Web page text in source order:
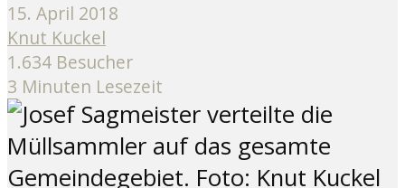
15. April 2018
Knut Kuckel
1.634 Besucher
3 Minuten Lesezeit